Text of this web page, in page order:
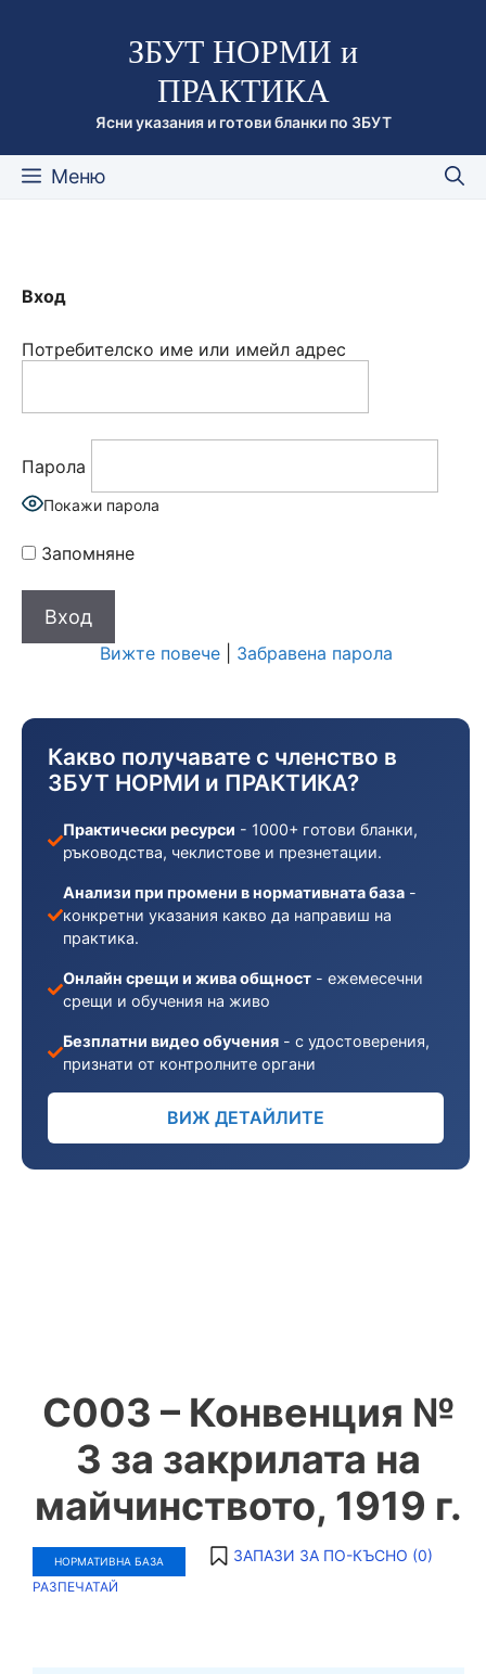
съдържаниетоЗБУТ НОРМИ и
ПРАКТИКА
Ясни указания и готови бланки по ЗБУТ
Меню
С003 – Конвенция №
3 за закрилата на
майчинството, 1919 г.
НОРМАТИВНА БАЗА ЗАПАЗИ ЗА ПО-КЪСНО (0)
РАЗПЕЧАТАЙ
Вход
Потребителско име или имейл адрес
Парола
Покажи парола
Запомняне
Вижте повече| Забравена парола
Какво получавате с членство в
ЗБУТ НОРМИ и ПРАКТИКА?
Практически ресурси - 1000+ готови бланки,
ръководства, чеклистове и презнетации.
Анализи при промени в нормативната база -
конкретни указания какво да направиш на
практика.
Онлайн срещи и жива общност - ежемесечни
срещи и обучения на живо
Безплатни видео обучения - с удостоверения,
признати от контролните органи
ВИЖ ДЕТАЙЛИТЕ